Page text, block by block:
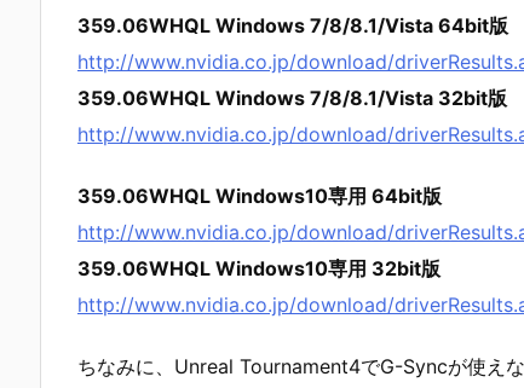
359.06WHQL Windows 7/8/8.1/Vista 64bit版
http://www.nvidia.co.jp/download/
359.06WHQL Windows 7/8/8.1/Vista 32bit版
http://www.nvidia.co.jp/download/
359.06WHQL Windows10専用 64bit版
http://www.nvidia.co.jp/download/
359.06WHQL Windows10専用 32bit版
http://www.nvidia.co.jp/download/
ちなみに、Unreal Tournament4でG-Syncが使え